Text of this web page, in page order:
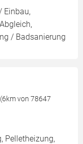
Einbau,
/ Badsanierung
von 78647
Pelletheizung,